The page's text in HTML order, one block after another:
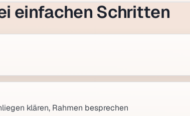
einfachen Schritten
klären, Rahmen besprechen